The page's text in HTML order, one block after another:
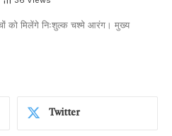
को मिलेंगे निःशुल्क चश्मे आरंग। मुख्य
Twitter